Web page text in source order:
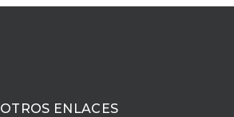
OTROS ENLACES